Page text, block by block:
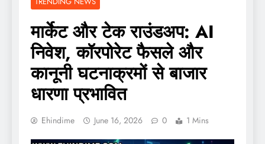
मार्केट और टेक राउंडअप: AI
निवेश, कॉरपोरेट फैसले और
कानूनी घटनाक्रमों से बाजार
धारणा प्रभावित
Ehindime June 16, 2026 0 1 Mins